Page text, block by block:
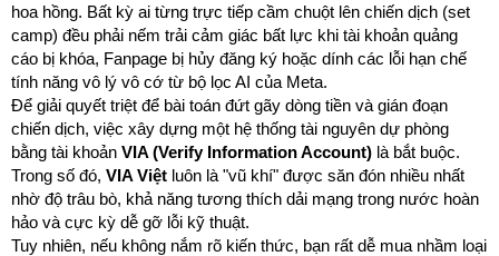
hoa hồng. Bất kỳ ai từng trực tiếp cầm chuột lên chiến dịch (set
camp) đều phải nếm trải cảm giác bất lực khi tài khoản quảng
cáo bị khóa, Fanpage bị hủy đăng ký hoặc dính các lỗi hạn chế
tính năng vô lý vô cớ từ bộ lọc AI của Meta.
Để giải quyết triệt để bài toán đứt gãy dòng tiền và gián đoạn
chiến dịch, việc xây dựng một hệ thống tài nguyên dự phòng
bằng tài khoản VIA (Verify Information Account) là bắt buộc.
Trong số đó, VIA Việt luôn là "vũ khí" được săn đón nhiều nhất
nhờ độ trâu bò, khả năng tương thích dải mạng trong nước hoàn
hảo và cực kỳ dễ gỡ lỗi kỹ thuật.
Tuy nhiên, nếu không nắm rõ kiến thức, bạn rất dễ mua nhầm loại